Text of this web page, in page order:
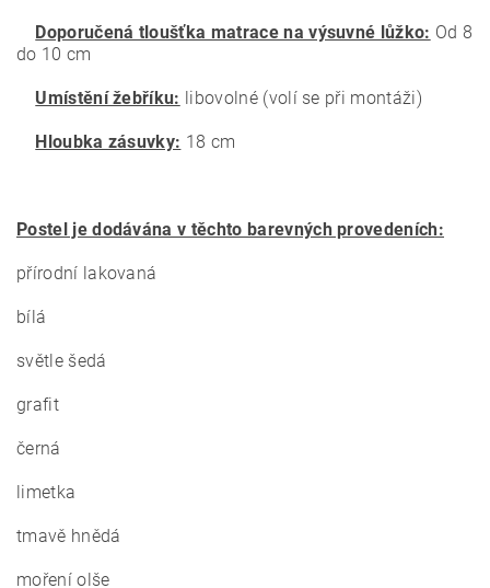
Doporučená tloušťka matrace na výsuvné lůžko: Od 8
do 10 cm
Umístění žebříku: libovolné (volí se při montáži)
Hloubka zásuvky: 18 cm
Postel je dodávána v těchto barevných provedeních:
přírodní lakovaná
bílá
světle šedá
grafit
černá
limetka
tmavě hnědá
moření olše